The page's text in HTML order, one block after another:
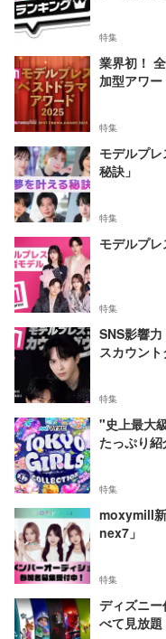
特集
業界初！
加型アワー
特集
モデルプ
秘訣」
特集
モデルプ
特集
SNS影響
スカウント
特集
"史上最大
たっぷり紹
特集
moxymill
nex7」
特集
ディズニ
べて見放題